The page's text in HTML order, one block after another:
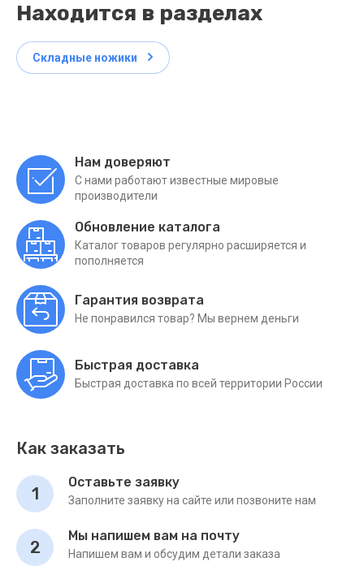
Находится в разделах
Складные ножики
Нам доверяют
С нами работают известные мировые
производители
Обновление каталога
Каталог товаров регулярно расширяется и
пополняется
Гарантия возврата
Не понравился товар? Мы вернем деньги
Быстрая доставка
Быстрая доставка по всей территории России
Как заказать
1
Оставьте заявку
Заполните заявку на сайте или позвоните нам
2
Мы напишем вам на почту
Напишем вам и обсудим детали заказа